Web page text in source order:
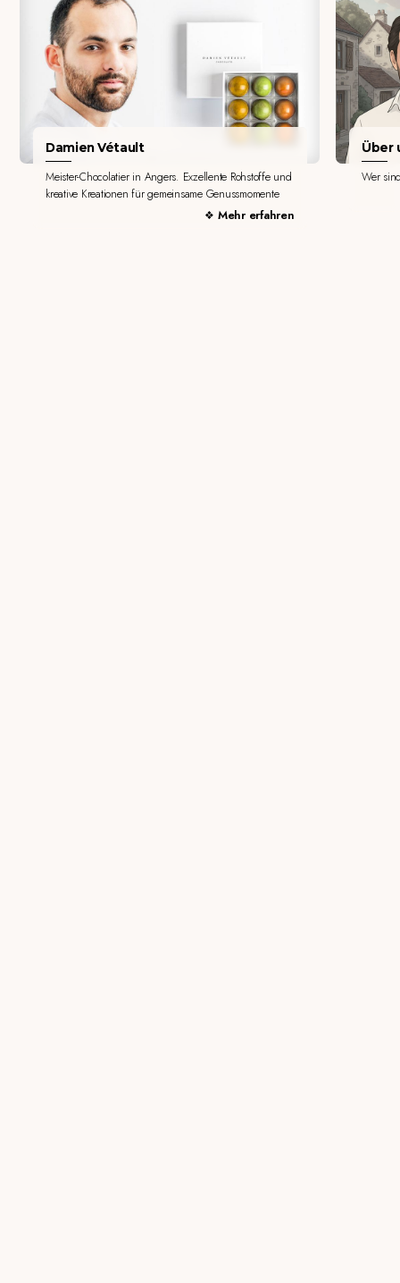
Damien Vétault
Meister-Chocolatier in Angers. Exzellente Rohstoffe und
kreative Kreationen für gemeinsame Genussmomente
Mehr erfahren
Über
Wer